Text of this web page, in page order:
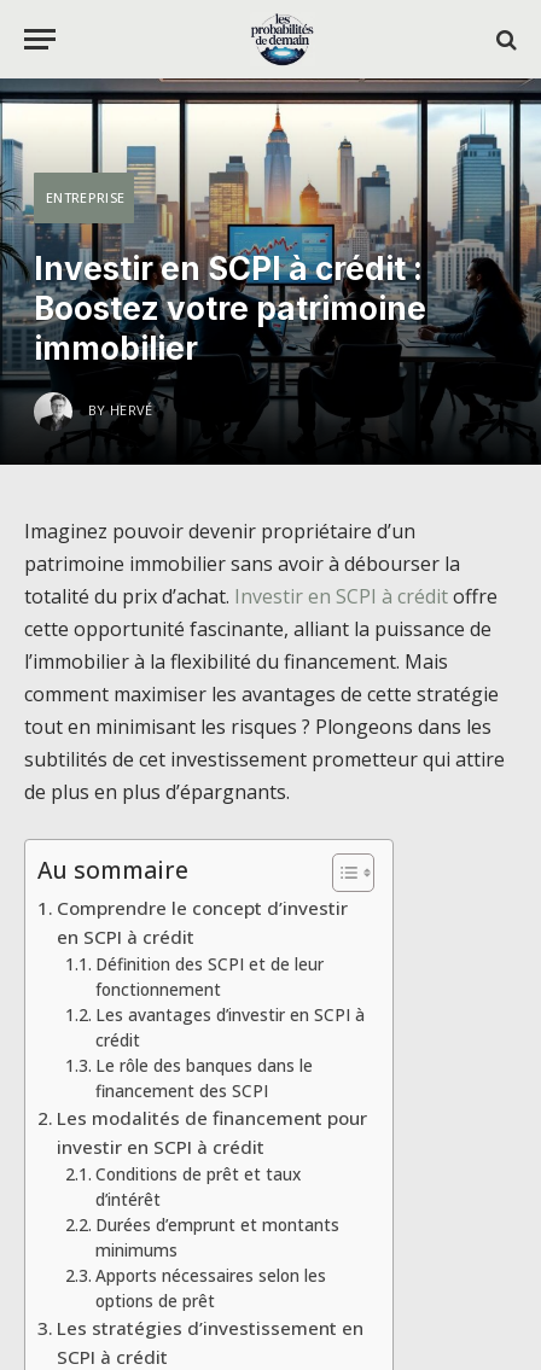
ENTREPRISE
Investir en SCPI à crédit :
Boostez votre patrimoine
immobilier
BY HERVÉ
Imaginez pouvoir devenir propriétaire d’un
patrimoine immobilier sans avoir à débourser la
totalité du prix d’achat. Investir en SCPI à créditoffre
cette opportunité fascinante, alliant la puissance de
l’immobilier à la flexibilité du financement. Mais
comment maximiser les avantages de cette stratégie
tout en minimisant les risques ? Plongeons dans les
subtilités de cet investissement prometteur qui attire
de plus en plus d’épargnants.
Au sommaire
Comprendre le concept d’investir
en SCPI à crédit
Définition des SCPI et de leur
fonctionnement
Les avantages d’investir en SCPI à
crédit
Le rôle des banques dans le
financement des SCPI
Les modalités de financement pour
investir en SCPI à crédit
Conditions de prêt et taux
d’intérêt
Durées d’emprunt et montants
minimums
Apports nécessaires selon les
options de prêt
Les stratégies d’investissement en
SCPI à crédit